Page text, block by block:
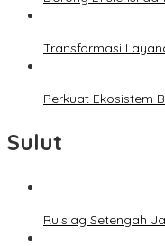
Transformasi
Perkuat Ekosistem
Sulut
Ruislag Setengah